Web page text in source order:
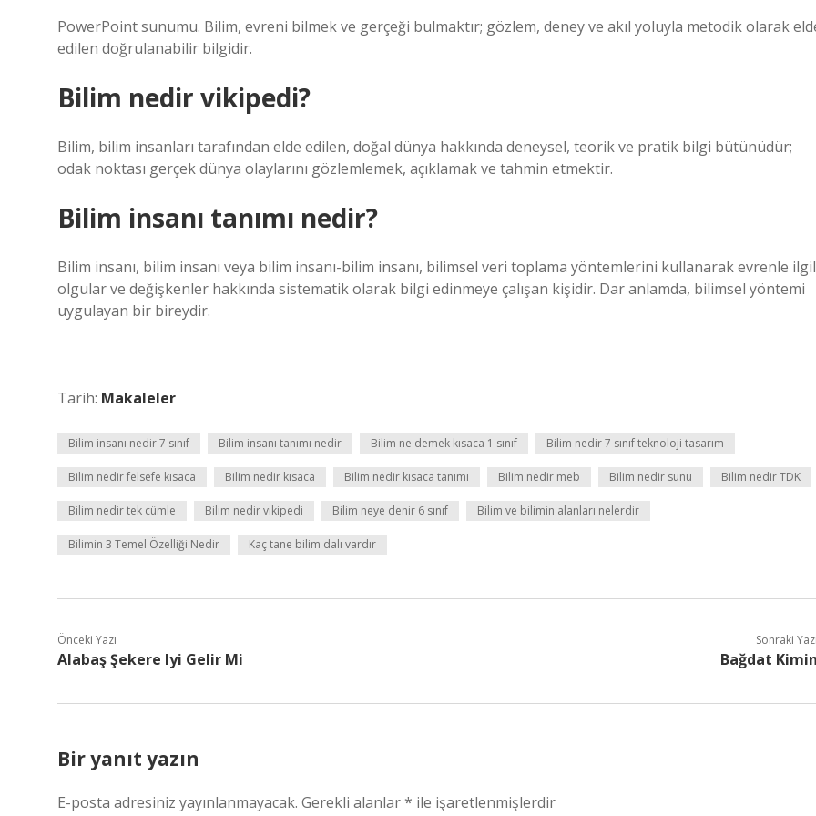
PowerPoint sunumu. Bilim, evreni bilmek ve gerçeği bulmaktır; gözlem, deney ve akıl yoluyla metodik olarak
edilen doğrulanabilir bilgidir.
Bilim nedir vikipedi?
Bilim, bilim insanları tarafından elde edilen, doğal dünya hakkında deneysel, teorik ve pratik bilgi bütünüdür;
odak noktası gerçek dünya olaylarını gözlemlemek, açıklamak ve tahmin etmektir.
Bilim insanı tanımı nedir?
Bilim insanı, bilim insanı veya bilim insanı-bilim insanı, bilimsel veri toplama yöntemlerini kullanarak evrenle
olgular ve değişkenler hakkında sistematik olarak bilgi edinmeye çalışan kişidir. Dar anlamda, bilimsel yöntemi
uygulayan bir bireydir.
Tarih: Makaleler
Bilim insanı nedir 7 sınıf Bilim insanı tanımı nedir Bilim ne demek kısaca 1 sınıf Bilim nedir 7 sınıf teknoloji tasarım
Bilim nedir felsefe kısaca Bilim nedir kısaca Bilim nedir kısaca tanımı Bilim nedir meb Bilim nedir sunu Bilim nedir TDK
Bilim nedir tek cümle Bilim nedir vikipedi Bilim neye denir 6 sınıf Bilim ve bilimin alanları nelerdir
Bilimin 3 Temel Özelliği Nedir Kaç tane bilim dalı vardır
Önceki Yazı
Alabaş Şekere Iyi Gelir Mi
Sonraki
Bağdat
Bir yanıt yazın
E-posta adresiniz yayınlanmayacak. Gerekli alanlar* ile işaretlenmişlerdir